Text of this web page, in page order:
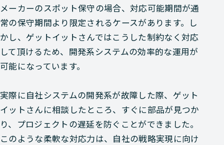
メーカーのスポット保守の場合、対応可能期間が通
常の保守期間より限定されるケースがあります。し
かし、ゲットイットさんではこうした制約なく対応
して頂けるため、開発系システムの効率的な運用が
可能になっています。
実際に自社システムの開発系が故障した際、ゲット
イットさんに相談したところ、すぐに部品が見つか
り、プロジェクトの遅延を防ぐことができました。
このような柔軟な対応力は、自社の戦略実現に向け